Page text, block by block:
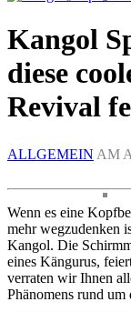
Kangol
diese
Revival
ALLGEMEIN AM
Wenn es eine
mehr wegzudenken
Kangol. Die
eines Kängurus,
verraten wir Ihnen
Phänomens rund um